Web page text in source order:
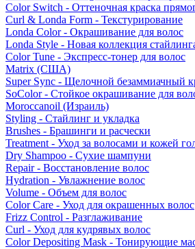
Color Switch - Оттеночная краска
Curl & Londa Form - Текстурирование
Londa Color - Окрашивание для волос
Londa Style - Новая коллекция
Color Tune - Экспресс-тонер для волос
Matrix (США)
Super Sync - Щелочной безаммиачный
SoColor - Стойкое окрашивание для
Moroccanoil (Израиль)
Styling - Стайлинг и укладка
Brushes - Брашинги и расчески
Treatment - Уход за волосами и кожей
Dry Shampoo - Сухие шампуни
Repair - Восстановление волос
Hydration - Увлажнение волос
Volume - Объем для волос
Color Care - Уход для окрашенных волос
Frizz Control - Разглаживание
Curl - Уход для кудрявых волос
Color Depositing Mask - Тонирующие